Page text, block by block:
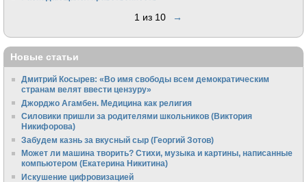
1 из 10 →
Новые статьи
Дмитрий Косырев: «Во имя свободы всем демократическим
странам велят ввести цензуру»
Джорджо Агамбен. Медицина как религия
Силовики пришли за родителями школьников (Виктория
Никифорова)
Забудем казнь за вкусный сыр (Георгий Зотов)
Может ли машина творить? Стихи, музыка и картины, написанные
компьютером (Екатерина Никитина)
Искушение цифровизацией